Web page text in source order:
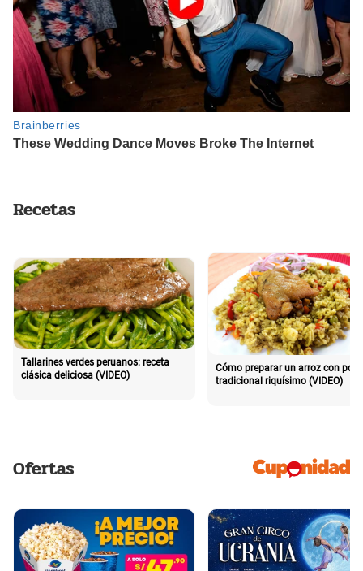
Recetas
Tallarines verdes peruanos: receta
clásica deliciosa (VIDEO)
Cómo preparar un arroz con pollo
tradicional riquísimo (VIDEO)
Ofertas